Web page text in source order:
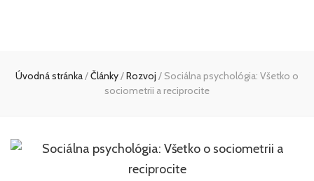
Úvodná stránka/Články/Rozvoj / Sociálna psychológia: Všetko o
sociometrii a reciprocite